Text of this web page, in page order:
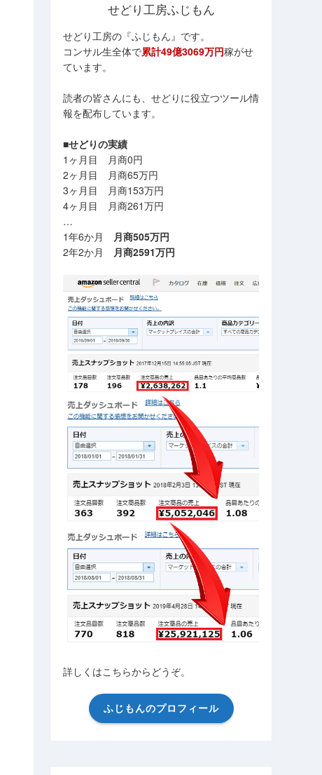
せどり工房ふじもん
せどり工房の『ふじもん』です。
コンサル生全体で累計49億3069万円稼がせ
ています。
読者の皆さんにも、せどりに役立つツール情
報を配布しています。
■せどりの実績
1ヶ月目 月商0円
2ヶ月目 月商65万円
3ヶ月目 月商153万円
4ヶ月目 月商261万円
…
1年6か月 月商505万円
2年2か月 月商2591万円
詳しくはこちらからどうぞ。
ふじもんのプロフィール